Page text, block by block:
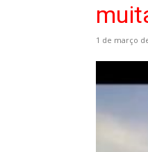
1 de março